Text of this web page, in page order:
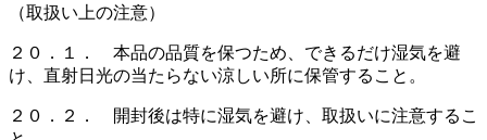
（取扱い上の注意）
２０．１． 本品の品質を保つため、できるだけ湿気を避
け、直射日光の当たらない涼しい所に保管すること。
２０．２． 開封後は特に湿気を避け、取扱いに注意するこ